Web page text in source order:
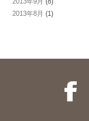
2013年8月 (1)